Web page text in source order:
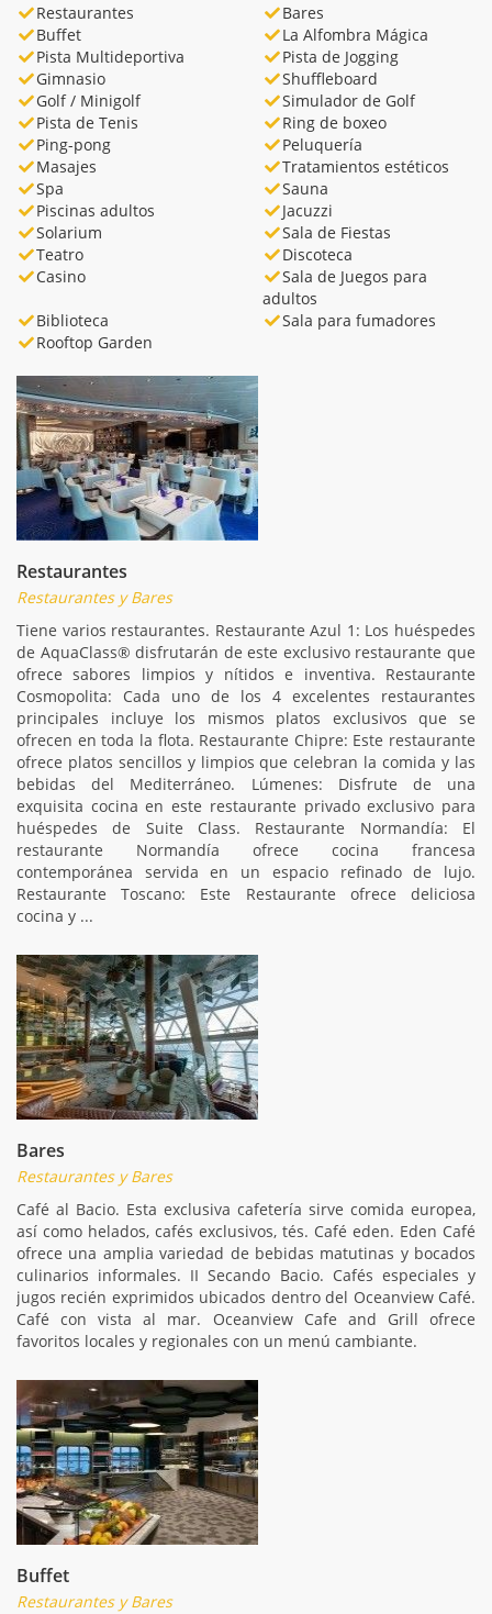
Restaurantes
Bares
Buffet
La Alfombra Mágica
Pista Multideportiva
Pista de Jogging
Gimnasio
Shuffleboard
Golf / Minigolf
Simulador de Golf
Pista de Tenis
Ring de boxeo
Ping-pong
Peluquería
Masajes
Tratamientos estéticos
Spa
Sauna
Piscinas adultos
Jacuzzi
Solarium
Sala de Fiestas
Teatro
Discoteca
Casino
Sala de Juegos para
adultos
Biblioteca
Sala para fumadores
Rooftop Garden
Restaurantes
Restaurantes y Bares
Tiene varios restaurantes. Restaurante Azul 1: Los huéspedes
de AquaClass® disfrutarán de este exclusivo restaurante que
ofrece sabores limpios y nítidos e inventiva. Restaurante
Cosmopolita: Cada uno de los 4 excelentes restaurantes
principales incluye los mismos platos exclusivos que se
ofrecen en toda la flota. Restaurante Chipre: Este restaurante
ofrece platos sencillos y limpios que celebran la comida y las
bebidas del Mediterráneo. Lúmenes: Disfrute de una
exquisita cocina en este restaurante privado exclusivo para
huéspedes de Suite Class. Restaurante Normandía: El
restaurante Normandía ofrece cocina francesa
contemporánea servida en un espacio refinado de lujo.
Restaurante Toscano: Este Restaurante ofrece deliciosa
cocina y ...
Bares
Restaurantes y Bares
Café al Bacio. Esta exclusiva cafetería sirve comida europea,
así como helados, cafés exclusivos, tés. Café eden. Eden Café
ofrece una amplia variedad de bebidas matutinas y bocados
culinarios informales. II Secando Bacio. Cafés especiales y
jugos recién exprimidos ubicados dentro del Oceanview Café.
Café con vista al mar. Oceanview Cafe and Grill ofrece
favoritos locales y regionales con un menú cambiante.
Buffet
Restaurantes y Bares